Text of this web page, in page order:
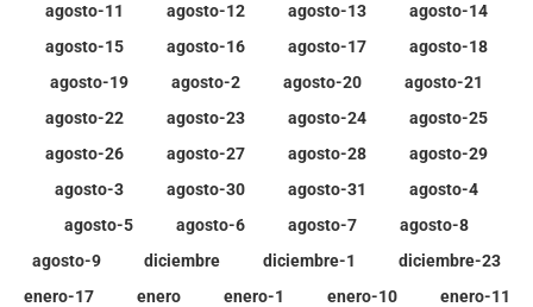
agosto-11
agosto-12 agosto-13
agosto-14
agosto-15
agosto-16 agosto-17
agosto-18
agosto-19
agosto-2 agosto-20
agosto-21
agosto-22
agosto-23 agosto-24
agosto-25
agosto-26
agosto-27 agosto-28
agosto-29
agosto-3
agosto-30 agosto-31
agosto-4
agosto-5
agosto-6 agosto-7
agosto-8
agosto-9
diciembre diciembre-1
diciembre-23
enero-17
enero enero-1 enero-10
enero-11